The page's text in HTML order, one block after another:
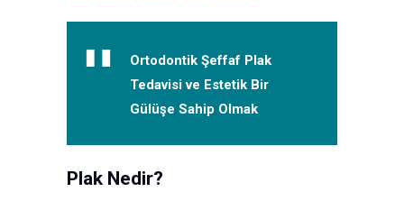
Ortodontik Şeffaf Plak
Tedavisi ve Estetik Bir
Gülüşe Sahip Olmak
Plak Nedir?